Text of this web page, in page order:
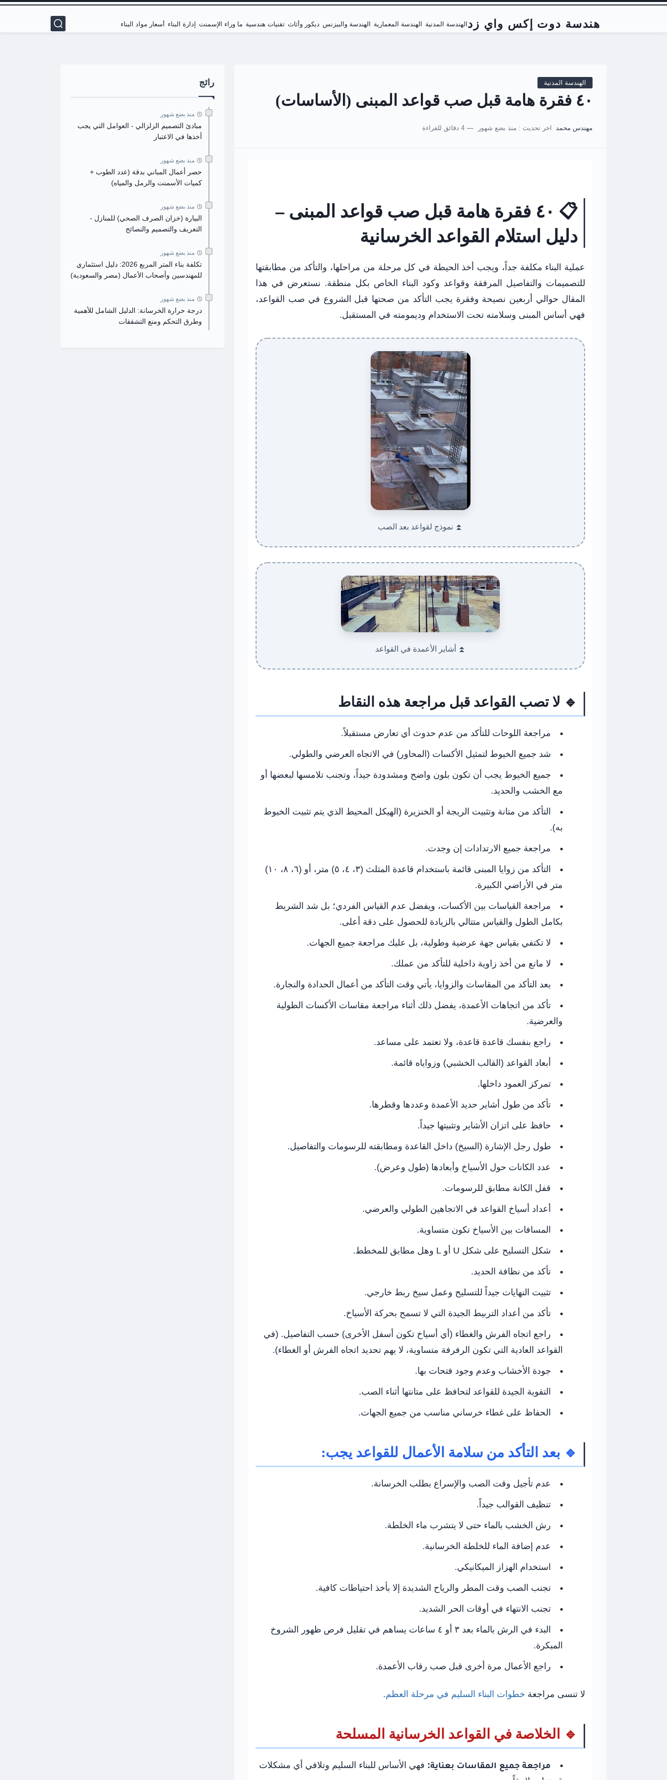
هندسة دوت إكس واي زد الهندسة المدنية الهندسة المعمارية الهندسة والبيزنس ديكور وأثاث تقنيات هندسية ما وراء الإسمنت إدارة البناء أسعار مواد البناء
الهندسة المدنية
٤٠ فقرة هامة قبل صب قواعد المبنى (الأساسات)
مهندس محمد اخر تحديث : منذ بضع شهور 4 دقائق للقراءة
📋 ٤٠ فقرة هامة قبل صب قواعد المبنى –
دليل استلام القواعد الخرسانية
عملية البناء مكلفة جداً، ويجب أخذ الحيطة في كل مرحلة من مراحلها، والتأكد من مطابقتها
للتصميمات والتفاصيل المرفقة وقواعد وكود البناء الخاص بكل منطقة. نستعرض في هذا
المقال حوالي أربعين نصيحة وفقرة يجب التأكد من صحتها قبل الشروع في صب القواعد،
فهي أساس المبنى وسلامته تحت الاستخدام وديمومته في المستقبل.
⏫ نموذج لقواعد بعد الصب
⏫ أشاير الأعمدة في القواعد
🔹 لا تصب القواعد قبل مراجعة هذه النقاط
مراجعة اللوحات للتأكد من عدم حدوث أي تعارض مستقبلاً.
شد جميع الخيوط لتمثيل الأكسات (المحاور) في الاتجاه العرضي والطولي.
جميع الخيوط يجب أن تكون بلون واضح ومشدودة جيداً، وتجنب تلامسها لبعضها أو
مع الخشب والحديد.
التأكد من متانة وتثبيت الريجة أو الخنزيرة (الهيكل المحيط الذي يتم تثبيت الخيوط
به).
مراجعة جميع الارتدادات إن وجدت.
التأكد من زوايا المبنى قائمة باستخدام قاعدة المثلث (٣، ٤، ٥) متر، أو (٦، ٨، ١٠)
متر في الأراضي الكبيرة.
مراجعة القياسات بين الأكسات، ويفضل عدم القياس الفردي؛ بل شد الشريط
بكامل الطول والقياس متتالي بالزيادة للحصول على دقة أعلى.
لا تكتفي بقياس جهة عرضية وطولية، بل عليك مراجعة جميع الجهات.
لا مانع من أخذ زاوية داخلية للتأكد من عملك.
بعد التأكد من المقاسات والزوايا، يأتي وقت التأكد من أعمال الحدادة والنجارة.
تأكد من اتجاهات الأعمدة، يفضل ذلك أثناء مراجعة مقاسات الأكسات الطولية
والعرضية.
راجع بنفسك قاعدة قاعدة، ولا تعتمد على مساعد.
أبعاد القواعد (القالب الخشبي) وزواياه قائمة.
تمركز العمود داخلها.
تأكد من طول أشاير حديد الأعمدة وعددها وقطرها.
حافظ على اتزان الأشاير وتثبيتها جيداً.
طول رجل الإشارة (السيخ) داخل القاعدة ومطابقته للرسومات والتفاصيل.
عدد الكانات حول الأسياخ وأبعادها (طول وعرض).
قفل الكانة مطابق للرسومات.
أعداد أسياخ القواعد في الاتجاهين الطولي والعرضي.
المسافات بين الأسياخ تكون متساوية.
شكل التسليح على شكل U أو L وهل مطابق للمخطط.
تأكد من نظافة الحديد.
تثبيت النهايات جيداً للتسليح وعمل سيخ ربط خارجي.
تأكد من أعداد التربيط الجيدة التي لا تسمح بحركة الأسياخ.
راجع اتجاه الفرش والغطاء (أي أسياخ تكون أسفل الأخرى) حسب التفاصيل. (في
القواعد العادية التي تكون الرفرفة متساوية، لا يهم تحديد اتجاه الفرش أو الغطاء).
جودة الأخشاب وعدم وجود فتحات بها.
التقوية الجيدة للقواعد لتحافظ على متانتها أثناء الصب.
الحفاظ على غطاء خرساني مناسب من جميع الجهات.
🔹 بعد التأكد من سلامة الأعمال للقواعد يجب:
عدم تأجيل وقت الصب والإسراع بطلب الخرسانة.
تنظيف القوالب جيداً.
رش الخشب بالماء حتى لا يتشرب ماء الخلطة.
عدم إضافة الماء للخلطة الخرسانية.
استخدام الهزاز الميكانيكي.
تجنب الصب وقت المطر والرياح الشديدة إلا بأخذ احتياطات كافية.
تجنب الانتهاء في أوقات الحر الشديد.
البدء في الرش بالماء بعد ٣ أو ٤ ساعات يساهم في تقليل فرص ظهور الشروخ
المبكرة.
راجع الأعمال مرة أخرى قبل صب رقاب الأعمدة.
لا تنسى مراجعة خطوات البناء السليم في مرحلة العظم.
🔹 الخلاصة في القواعد الخرسانية المسلحة
مراجعة جميع المقاسات بعناية: فهي الأساس للبناء السليم وتلافي أي مشكلات
رائج
منذ بضع شهور
مبادئ التصميم الزلزالي - العوامل التي يجب
أخذها في الاعتبار
منذ بضع شهور
حصر أعمال المباني بدقة (عدد الطوب +
كميات الأسمنت والرمل والمياه)
منذ بضع شهور
البيارة (خزان الصرف الصحي) للمنازل -
التعريف والتصميم والنصائح
منذ بضع شهور
تكلفة بناء المتر المربع 2026: دليل استثماري
للمهندسين وأصحاب الأعمال (مصر والسعودية)
منذ بضع شهور
درجة حرارة الخرسانة: الدليل الشامل للأهمية
وطرق التحكم ومنع التشققات